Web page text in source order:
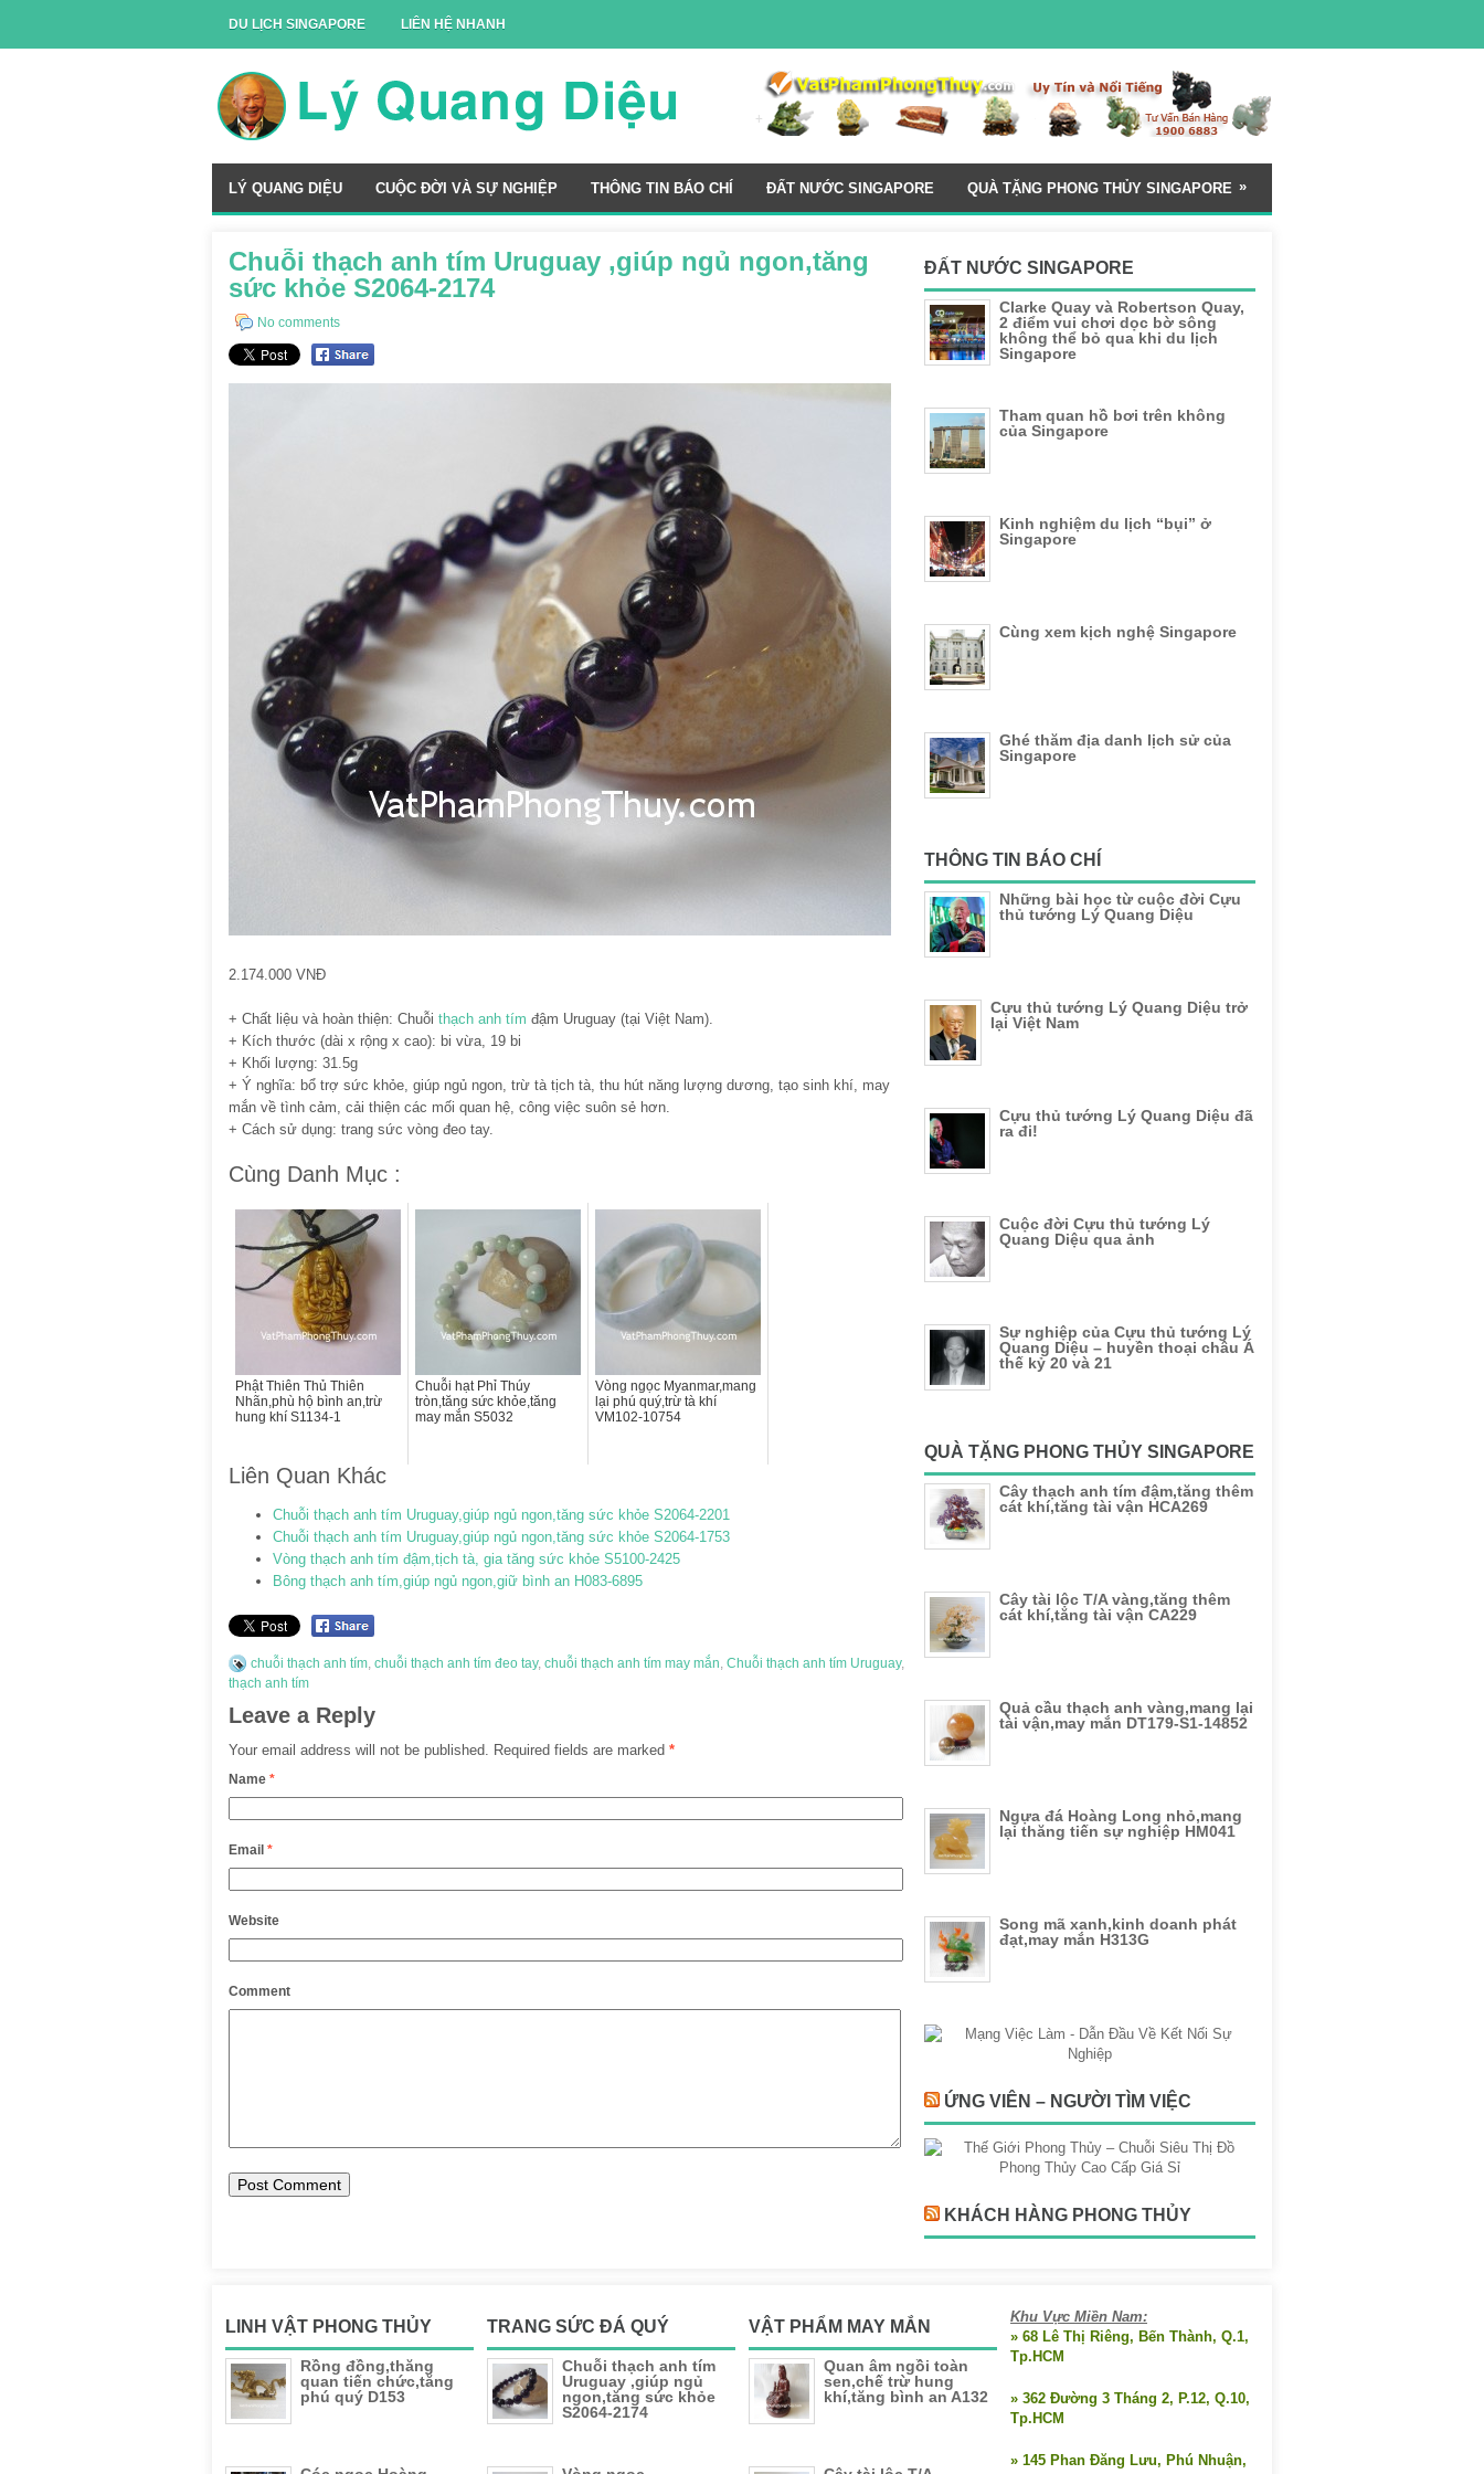
DU LỊCH SINGAPORE LIÊN HỆ NHANH
LÝ QUANG DIỆU CUỘC ĐỜI VÀ SỰ NGHIỆP THÔNG TIN BÁO CHÍ ĐẤT NƯỚC SINGAPORE QUÀ TẶNG PHONG THỦY SINGAPORE »
Chuỗi thạch anh tím Uruguay ,giúp ngủ ngon,tăng
sức khỏe S2064-2174
No comments
2.174.000 VNĐ
+ Chất liệu và hoàn thiện: Chuỗi thạch anh tím đậm Uruguay (tại Việt Nam).
+ Kích thước (dài x rộng x cao): bi vừa, 19 bi
+ Khối lượng: 31.5g
+ Ý nghĩa: bổ trợ sức khỏe, giúp ngủ ngon, trừ tà tịch tà, thu hút năng lượng dương, tạo sinh khí, may
mắn về tình cảm, cải thiện các mối quan hệ, công việc suôn sẻ hơn.
+ Cách sử dụng: trang sức vòng đeo tay.
Cùng Danh Mục :
Phật Thiên Thủ Thiên
Nhãn,phù hộ bình an,trừ
hung khí S1134-1
Chuỗi hạt Phỉ Thúy
tròn,tăng sức khỏe,tăng
may mắn S5032
Vòng ngọc Myanmar,mang
lại phú quý,trừ tà khí
VM102-10754
Liên Quan Khác
Chuỗi thạch anh tím Uruguay,giúp ngủ ngon,tăng sức khỏe S2064-2201
Chuỗi thạch anh tím Uruguay,giúp ngủ ngon,tăng sức khỏe S2064-1753
Vòng thạch anh tím đậm,tịch tà, gia tăng sức khỏe S5100-2425
Bông thạch anh tím,giúp ngủ ngon,giữ bình an H083-6895
chuỗi thạch anh tím, chuỗi thạch anh tím đeo tay, chuỗi thạch anh tím may mắn, Chuỗi thạch anh tím Uruguay,
thạch anh tím
Leave a Reply
Your email address will not be published. Required fields are marked *
Name *
Email *
Website
Comment
ĐẤT NƯỚC SINGAPORE
Clarke Quay và Robertson Quay,
2 điểm vui chơi dọc bờ sông
không thể bỏ qua khi du lịch
Singapore
Tham quan hồ bơi trên không
của Singapore
Kinh nghiệm du lịch “bụi” ở
Singapore
Cùng xem kịch nghệ Singapore
Ghé thăm địa danh lịch sử của
Singapore
THÔNG TIN BÁO CHÍ
Những bài học từ cuộc đời Cựu
thủ tướng Lý Quang Diệu
Cựu thủ tướng Lý Quang Diệu trở
lại Việt Nam
Cựu thủ tướng Lý Quang Diệu đã
ra đi!
Cuộc đời Cựu thủ tướng Lý
Quang Diệu qua ảnh
Sự nghiệp của Cựu thủ tướng Lý
Quang Diệu – huyền thoại châu Á
thế kỷ 20 và 21
QUÀ TẶNG PHONG THỦY SINGAPORE
Cây thạch anh tím đậm,tăng thêm
cát khí,tăng tài vận HCA269
Cây tài lộc T/A vàng,tăng thêm
cát khí,tăng tài vận CA229
Quả cầu thạch anh vàng,mang lại
tài vận,may mắn DT179-S1-14852
Ngựa đá Hoàng Long nhỏ,mang
lại thăng tiến sự nghiệp HM041
Song mã xanh,kinh doanh phát
đạt,may mắn H313G
ỨNG VIÊN – NGƯỜI TÌM VIỆC
KHÁCH HÀNG PHONG THỦY
LINH VẬT PHONG THỦY
Rồng đồng,thăng
quan tiến chức,tăng
phú quý D153
TRANG SỨC ĐÁ QUÝ
Chuỗi thạch anh tím
Uruguay ,giúp ngủ
ngon,tăng sức khỏe
S2064-2174
VẬT PHẨM MAY MẮN
Quan âm ngồi toàn
sen,chế trừ hung
khí,tăng bình an A132
Khu Vực Miền Nam:
» 68 Lê Thị Riêng, Bến Thành, Q.1,
Tp.HCM
» 362 Đường 3 Tháng 2, P.12, Q.10,
Tp.HCM
» 145 Phan Đăng Lưu, Phú Nhuận,